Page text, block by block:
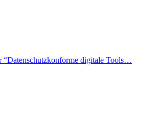
“Datenschutzkonforme digitale Tools…